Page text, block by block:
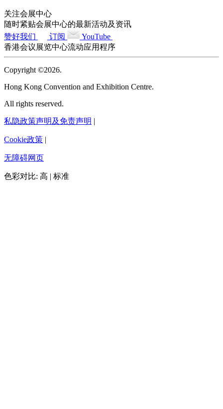
关注会展中心
随时紧贴会展中心的最新活动及资讯
赞好我们
订阅
YouTube
香港会议展览中心流动应用程序
Copyright ©2026.
Hong Kong Convention and Exhibition Centre.
All rights reserved.
私隐政策声明及免责声明 |
Cookie政策 |
无障碍网页
色彩对比: 高 | 标准